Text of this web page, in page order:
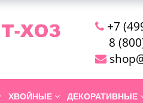
+7
8
ХВОЙНЫЕ ДЕКОРАТИВНЫЕ